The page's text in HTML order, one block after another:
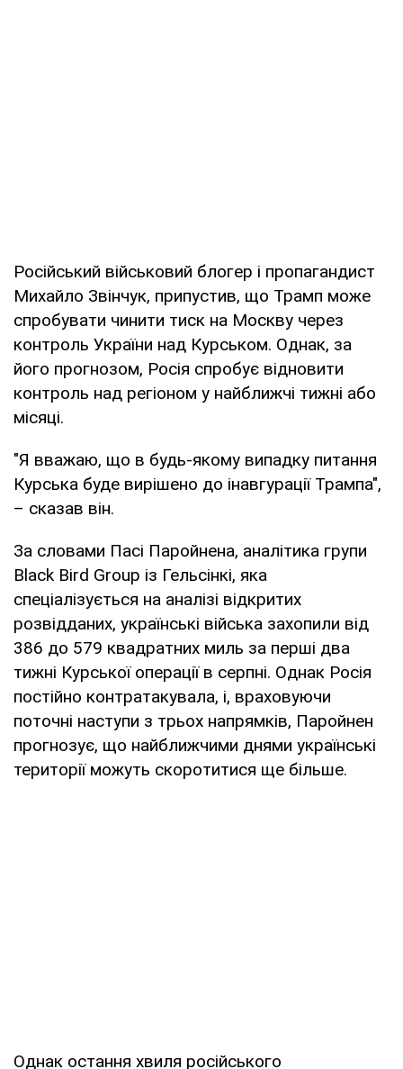
Російський військовий блогер і пропагандист
Михайло Звінчук, припустив, що Трамп може
спробувати чинити тиск на Москву через
контроль України над Курськом. Однак, за
його прогнозом, Росія спробує відновити
контроль над регіоном у найближчі тижні або
місяці.
"Я вважаю, що в будь-якому випадку питання
Курська буде вирішено до інавгурації Трампа",
– сказав він.
За словами Пасі Паройнена, аналітика групи
Black Bird Group із Гельсінкі, яка
спеціалізується на аналізі відкритих
розвідданих, українські війська захопили від
386 до 579 квадратних миль за перші два
тижні Курської операції в серпні. Однак Росія
постійно контратакувала, і, враховуючи
поточні наступи з трьох напрямків, Паройнен
прогнозує, що найближчими днями українські
території можуть скоротитися ще більше.
Однак остання хвиля російського